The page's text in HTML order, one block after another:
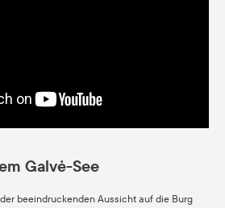
Galvė-See
beeindruckenden Aussicht auf die Burg